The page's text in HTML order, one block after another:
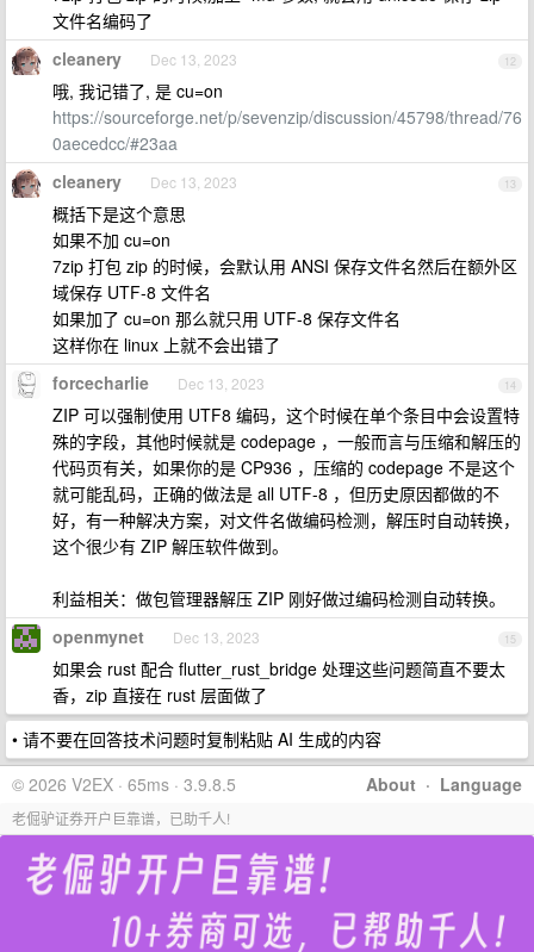
文件名编码了
12
cleanery Dec 13, 2023
哦, 我记错了, 是 cu=on
https://sourceforge.net/p/sevenzip/discussion/45798/thread/76
0aecedcc/#23aa
13
cleanery Dec 13, 2023
概括下是这个意思
如果不加 cu=on
7zip 打包 zip 的时候，会默认用 ANSI 保存文件名然后在额外区
域保存 UTF-8 文件名
如果加了 cu=on 那么就只用 UTF-8 保存文件名
这样你在 linux 上就不会出错了
14
forcecharlie Dec 13, 2023
ZIP 可以强制使用 UTF8 编码，这个时候在单个条目中会设置特
殊的字段，其他时候就是 codepage ，一般而言与压缩和解压的
代码页有关，如果你的是 CP936 ，压缩的 codepage 不是这个
就可能乱码，正确的做法是 all UTF-8 ，但历史原因都做的不
好，有一种解决方案，对文件名做编码检测，解压时自动转换，
这个很少有 ZIP 解压软件做到。
利益相关：做包管理器解压 ZIP 刚好做过编码检测自动转换。
15
openmynet Dec 13, 2023
如果会 rust 配合 flutter_rust_bridge 处理这些问题简直不要太
香，zip 直接在 rust 层面做了
• 请不要在回答技术问题时复制粘贴 AI 生成的内容
About · Language
© 2026 V2EX · 65ms · 3.9.8.5
老倔驴证券开户巨靠谱，已助千人!